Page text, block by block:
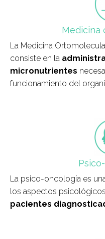
Medicina
La Medicina
consiste en la
micronutrientes
funcionamiento del
La psico-oncología es
los aspectos
pacientes